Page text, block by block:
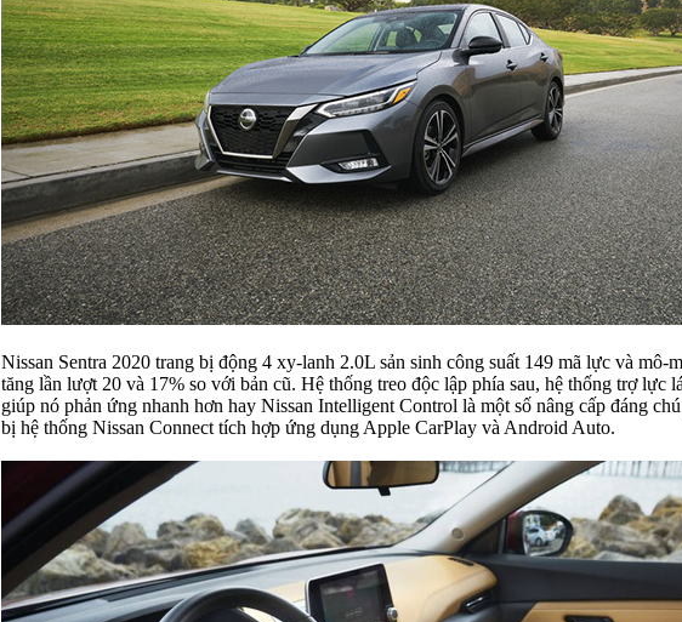
Nissan Sentra 2020 trang bị động 4 xy-lanh 2.0L sản sinh công suất 149 mã lực và mô-
tăng lần lượt 20 và 17% so với bản cũ. Hệ thống treo độc lập phía sau, hệ thống trợ lực
giúp nó phản ứng nhanh hơn hay Nissan Intelligent Control là một số nâng cấp đáng
bị hệ thống Nissan Connect tích hợp ứng dụng Apple CarPlay và Android Auto.